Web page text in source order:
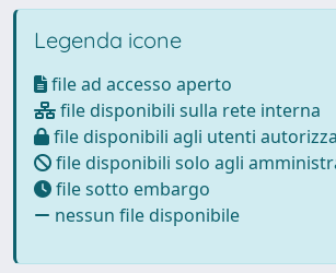
Legenda icone
file ad accesso aperto
file disponibili sulla rete interna
file disponibili agli utenti
file disponibili solo agli
file sotto embargo
nessun file disponibile